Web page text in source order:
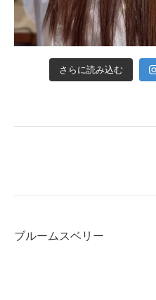
さらに読み込む
ブルームスベリー